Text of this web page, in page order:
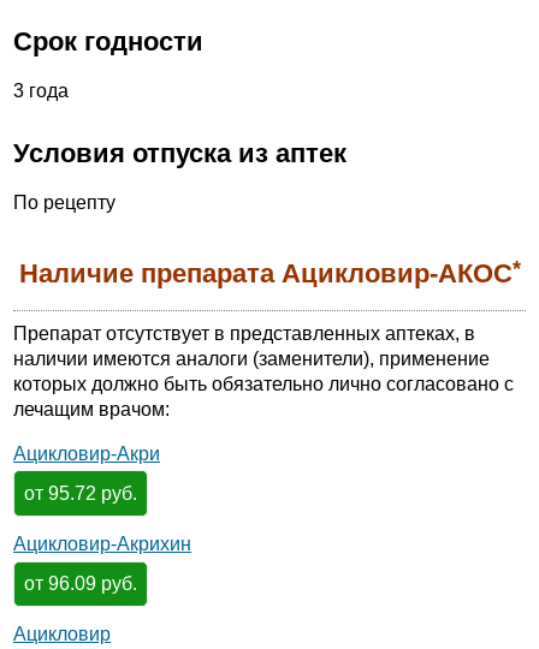
Срок годности
3 года
Условия отпуска из аптек
По рецепту
Наличие препарата Ацикловир-АКОС*
Препарат отсутствует в представленных аптеках, в
наличии имеются аналоги (заменители), применение
которых должно быть обязательно лично согласовано с
лечащим врачом:
Ацикловир-Акри
от 95.72 руб.
Ацикловир-Акрихин
от 96.09 руб.
Ацикловир